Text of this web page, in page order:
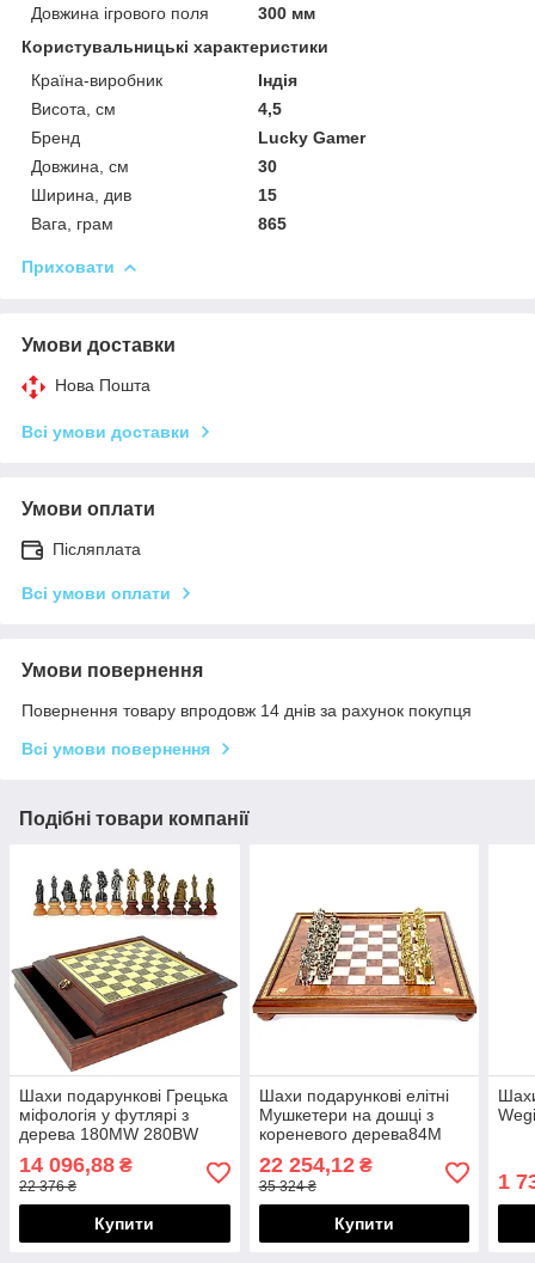
Довжина ігрового поля
300 мм
Користувальницькі характеристики
Країна-виробник
Індія
Висота, см
4,5
Бренд
Lucky Gamer
Довжина, см
30
Ширина, див
15
Вага, грам
865
Приховати
Умови доставки
Нова Пошта
Всі умови доставки
Умови оплати
Післяплата
Всі умови оплати
Умови повернення
Повернення товару впродовж 14 днів за рахунок покупця
Всі умови повернення
Подібні товари компанії
Шахи подарункові Грецька
міфологія у футлярі з
дерева 180MW 280BW
14 096,88 ₴
22 376 ₴
Купити
Шахи подарункові елітні
Мушкетери на дошці з
кореневого дерева84M
22 254,12₴
35 324 ₴
Купити
1